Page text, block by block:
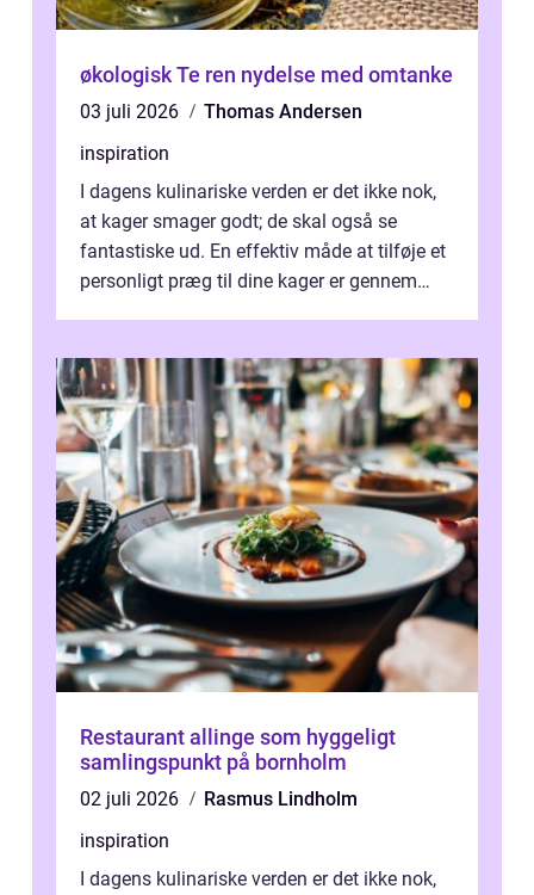
økologisk Te ren nydelse med omtanke
03 juli 2026
Thomas Andersen
inspiration
I dagens kulinariske verden er det ikke nok,
at kager smager godt; de skal også se
fantastiske ud. En effektiv måde at tilføje et
personligt præg til dine kager er gennem
Restaurant allinge som hyggeligt
samlingspunkt på bornholm
02 juli 2026
Rasmus Lindholm
inspiration
I dagens kulinariske verden er det ikke nok,